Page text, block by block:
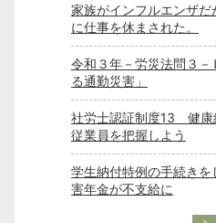
家族がインフルエンザ
に仕事を休まされた。
令和３年－労災法問３
る通勤災害」
社労士認証制度13 健康
従業員を把握しよう
学生納付特例の手続き
害年金が不支給に